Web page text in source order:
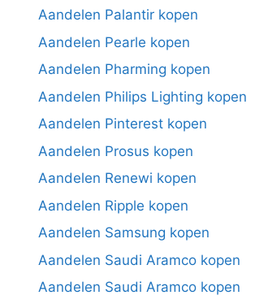
Aandelen Palantir kopen
Aandelen Pearle kopen
Aandelen Pharming kopen
Aandelen Philips Lighting kopen
Aandelen Pinterest kopen
Aandelen Prosus kopen
Aandelen Renewi kopen
Aandelen Ripple kopen
Aandelen Samsung kopen
Aandelen Saudi Aramco kopen
Aandelen Saudi Aramco kopen